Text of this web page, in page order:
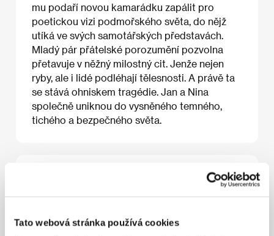
Tato webová stránka používá cookies
mu podaří novou kamarádku zapálit pro
poetickou vizi podmořského světa, do nějž
utíká ve svých samotářských představách.
Mladý pár přátelské porozumění pozvolna
přetavuje v něžný milostný cit. Jenže nejen
ryby, ale i lidé podléhají tělesnosti. A právě ta
se stává ohniskem tragédie. Jan a Nina
společně uniknou do vysněného temného,
tichého a bezpečného světa.
RežieAlmut Getto / Scénář Almut Getto